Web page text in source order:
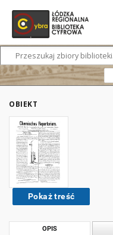
OBIEKT
Pokaż treść
OPIS